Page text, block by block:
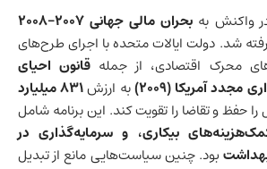
واکنش به بحران مالی جهانی ۲۰۰۷–۲۰۰۸
شد. دولت ایالات متحده با اجرای طرح‌های
محرک اقتصادی، از جمله قانون احیای
آمریکا (۲۰۰۹)
به ارزش
۸۳۱ میلیارد
حفظ و تقاضا را تقویت کند. این برنامه شامل
بیکاری، و سرمایه‌گذاری در
بود. چنین سیاست‌هایی مانع از تبدیل